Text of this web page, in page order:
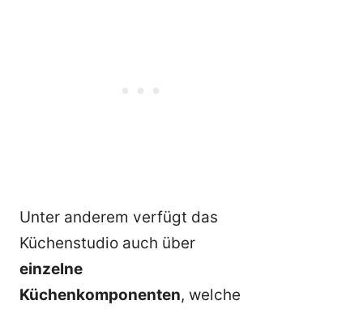
Unter anderem verfügt das
Küchenstudio auch über
einzelne
Küchenkomponenten, welche